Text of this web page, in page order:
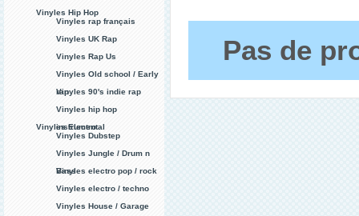
Vinyles Hip Hop
Vinyles rap français
Vinyles UK Rap
Vinyles Rap Us
Vinyles Old school / Early
rap
Vinyles 90's indie rap
Vinyles hip hop
instrumental
Vinyles Electro
Vinyles Dubstep
Vinyles Jungle / Drum n
Bass
Vinyles electro pop / rock
Vinyles electro / techno
Vinyles House / Garage
Pas de